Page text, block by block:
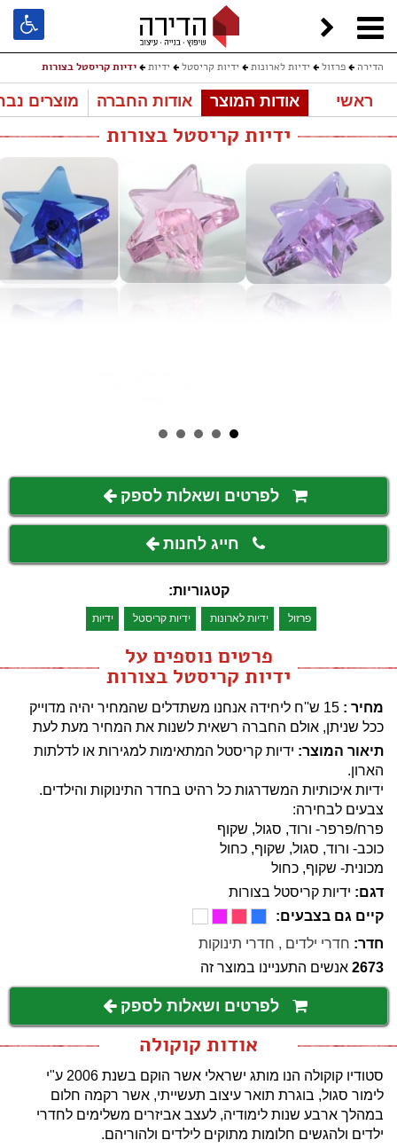
הדירה פרזול ידיות לארונות ידיות קריסטל ידיות ידיות קריסטל בצורות
ראשי אודות המוצר אודות החברה מוצרים
ידיות קריסטל בצורות
לפרטים ושאלות לספק
חייג לחנות
קטגוריות:
פרזול ידיות לארונות ידיות קריסטל ידיות
פרטים נוספים על
ידיות קריסטל בצורות
מחיר : 15 ש''ח ליחידה
אנחנו משתדלים שהמחיר יהיה מדוייק
ככל שניתן, אולם החברה רשאית לשנות את המחיר מעת לעת
תיאור המוצר: ידיות קריסטל המתאימות למגירות או לדלתות
הארון.
ידיות איכותיות המשדרגות כל רהיט בחדר התינוקות והילדים.
צבעים לבחירה:
פרח/פרפר- ורוד, סגול, שקוף
כוכב- ורוד, סגול, שקוף, כחול
מכונית- שקוף, כחול
דגם: ידיות קריסטל בצורות
קיים גם בצבעים:
חדר: חדרי ילדים , חדרי תינוקות
2673 אנשים התעניינו במוצר זה
לפרטים ושאלות לספק
אודות קוקולה
סטודיו קוקולה הנו מותג ישראלי אשר הוקם בשנת 2006 ע"י
לימור סגול, בוגרת תואר עיצוב תעשייתי, אשר רקמה חלום
במהלך ארבע שנות לימודיה, לעצב אביזרים משלימים לחדרי
ילדים ולהגשים חלומות מתוקים לילדים ולהוריהם.